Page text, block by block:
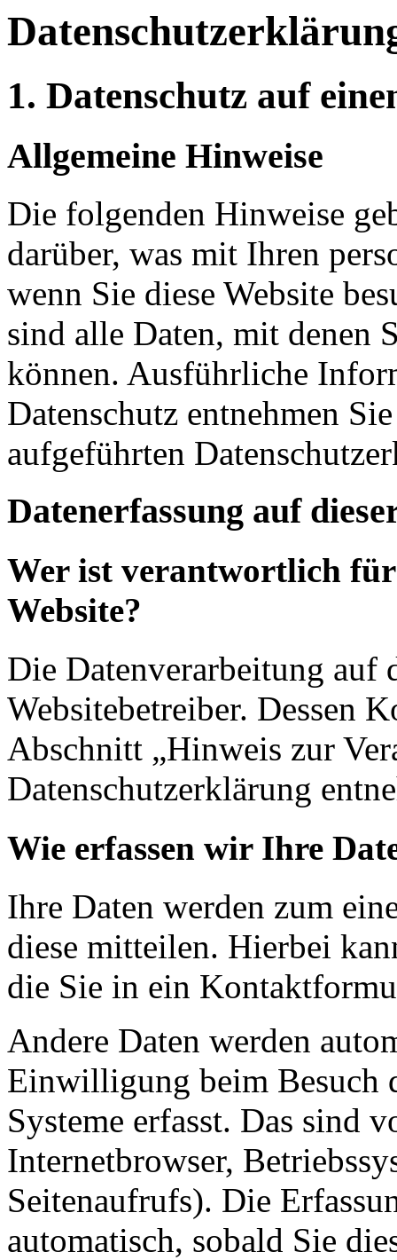
1. Datenschutz auf
Allgemeine Hinweise
Die folgenden Hinweise
darüber, was mit Ihren
wenn Sie diese Website
sind alle Daten, mit denen
können. Ausführliche
Datenschutz entnehmen
aufgeführten
Datenerfassung auf
Wer ist verantwortlich für
Website?
Die Datenverarbeitung auf
Websitebetreiber. Dessen
Abschnitt „Hinweis zur
Datenschutzerklärung
Wie erfassen wir Ihre
Ihre Daten werden zum
diese mitteilen. Hierbei
die Sie in ein
Andere Daten werden
Einwilligung beim Besuch
Systeme erfasst. Das sind
Internetbrowser,
Seitenaufrufs). Die
automatisch, sobald Sie